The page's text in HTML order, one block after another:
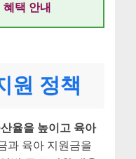
혜택 안내
원 정책
율을 높이고 육아
과 육아 지원금을